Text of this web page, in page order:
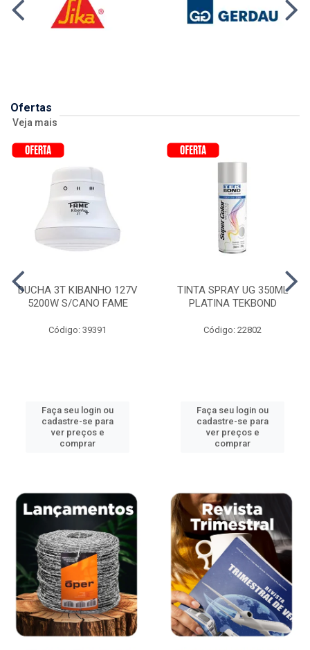
Ofertas
Veja mais
DUCHA 3T KIBANHO 127V
5200W S/CANO FAME
Código: 39391
Faça seu login ou
cadastre-se para
ver preços e
comprar
TINTA SPRAY UG 350ML
PLATINA TEKBOND
Código: 22802
Faça seu login ou
cadastre-se para
ver preços e
comprar